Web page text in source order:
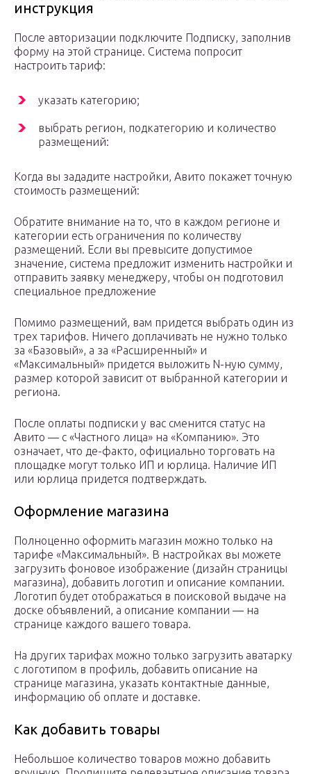
инструкция
После авторизации подключите Подписку, заполнив
форму на этой странице. Система попросит
настроить тариф:
указать категорию;
выбрать регион, подкатегорию и количество
размещений:
Когда вы зададите настройки, Авито покажет точную
стоимость размещений:
Обратите внимание на то, что в каждом регионе и
категории есть ограничения по количеству
размещений. Если вы превысите допустимое
значение, система предложит изменить настройки и
отправить заявку менеджеру, чтобы он подготовил
специальное предложение
Помимо размещений, вам придется выбрать один из
трех тарифов. Ничего доплачивать не нужно только
за «Базовый», а за «Расширенный» и
«Максимальный» придется выложить N-ную сумму,
размер которой зависит от выбранной категории и
региона.
После оплаты подписки у вас сменится статус на
Авито — с «Частного лица» на «Компанию». Это
означает, что де-факто, официально торговать на
площадке могут только ИП и юрлица. Наличие ИП
или юрлица придется подтверждать.
Оформление магазина
Полноценно оформить магазин можно только на
тарифе «Максимальный». В настройках вы можете
загрузить фоновое изображение (дизайн страницы
магазина), добавить логотип и описание компании.
Логотип будет отображаться в поисковой выдаче на
доске объявлений, а описание компании — на
странице каждого вашего товара.
На других тарифах можно только загрузить аватарку
с логотипом в профиль, добавить описание на
странице магазина, указать контактные данные,
информацию об оплате и доставке.
Как добавить товары
Небольшое количество товаров можно добавить